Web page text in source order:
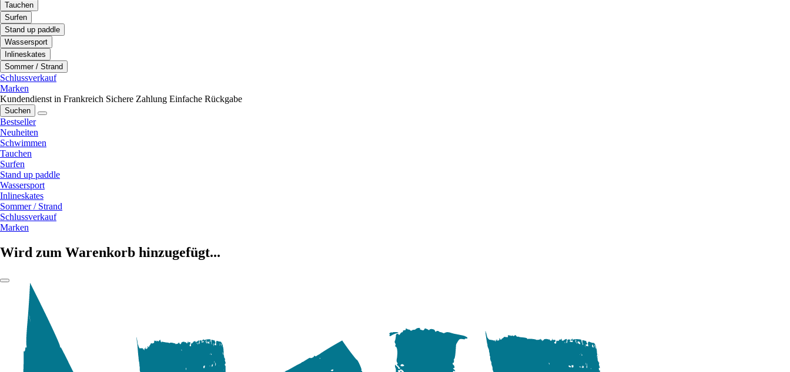
Tauchen
Surfen
Stand up paddle
Wassersport
Inlineskates
Sommer / Strand
Schlussverkauf
Marken
Kundendienst in Frankreich Sichere Zahlung Einfache Rückgabe
Suchen
Bestseller
Neuheiten
Schwimmen
Tauchen
Surfen
Stand up paddle
Wassersport
Inlineskates
Sommer / Strand
Schlussverkauf
Marken
Wird zum Warenkorb hinzugefügt...